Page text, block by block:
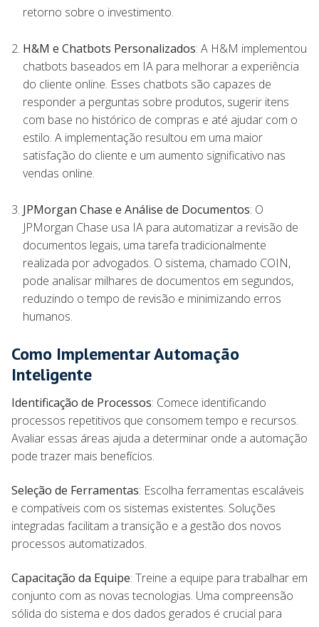
retorno sobre o investimento.
H&M e Chatbots Personalizados: A H&M implementou
chatbots baseados em IA para melhorar a experiência
do cliente online. Esses chatbots são capazes de
responder a perguntas sobre produtos, sugerir itens
com base no histórico de compras e até ajudar com o
estilo. A implementação resultou em uma maior
satisfação do cliente e um aumento significativo nas
vendas online.
JPMorgan Chase e Análise de Documentos: O
JPMorgan Chase usa IA para automatizar a revisão de
documentos legais, uma tarefa tradicionalmente
realizada por advogados. O sistema, chamado COIN,
pode analisar milhares de documentos em segundos,
reduzindo o tempo de revisão e minimizando erros
humanos.
Como Implementar Automação
Inteligente
Identificação de Processos: Comece identificando
processos repetitivos que consomem tempo e recursos.
Avaliar essas áreas ajuda a determinar onde a automação
pode trazer mais benefícios.
Seleção de Ferramentas: Escolha ferramentas escaláveis
e compatíveis com os sistemas existentes. Soluções
integradas facilitam a transição e a gestão dos novos
processos automatizados.
Capacitação da Equipe: Treine a equipe para trabalhar em
conjunto com as novas tecnologias. Uma compreensão
sólida do sistema e dos dados gerados é crucial para